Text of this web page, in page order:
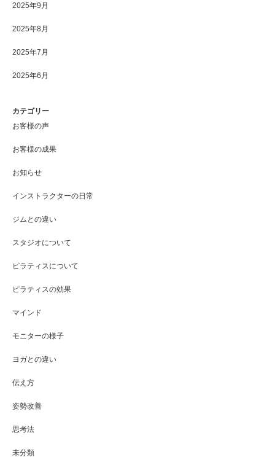
2025年9月
2025年8月
2025年7月
2025年6月
カテゴリー
お客様の声
お客様の成果
お知らせ
インストラクターの日常
ジムとの違い
スタジオについて
ピラティスについて
ピラティスの効果
マインド
モニターの様子
ヨガとの違い
伝え方
姿勢改善
思考法
未分類